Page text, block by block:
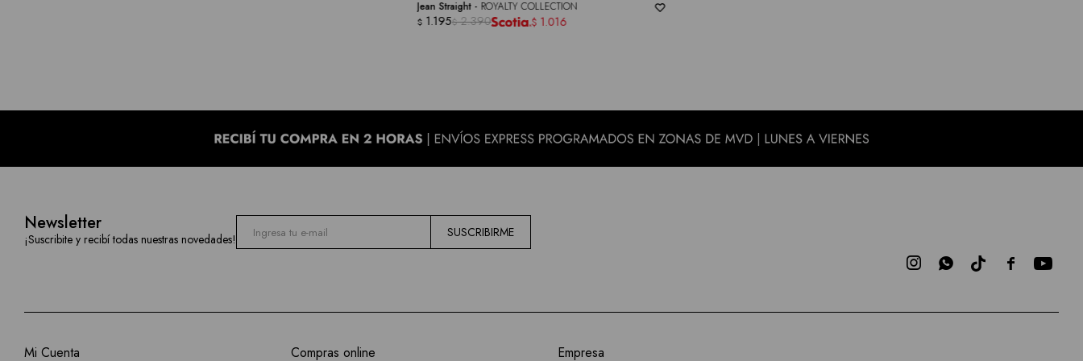
Jean Straight - ROYALTY COLLECTION
$ 1.195$ 2.390 $ 1.016
Newsletter
¡Suscribite y recibí todas nuestras novedades! SUSCRIBIRME

 
Mi Cuenta Compras online Empresa